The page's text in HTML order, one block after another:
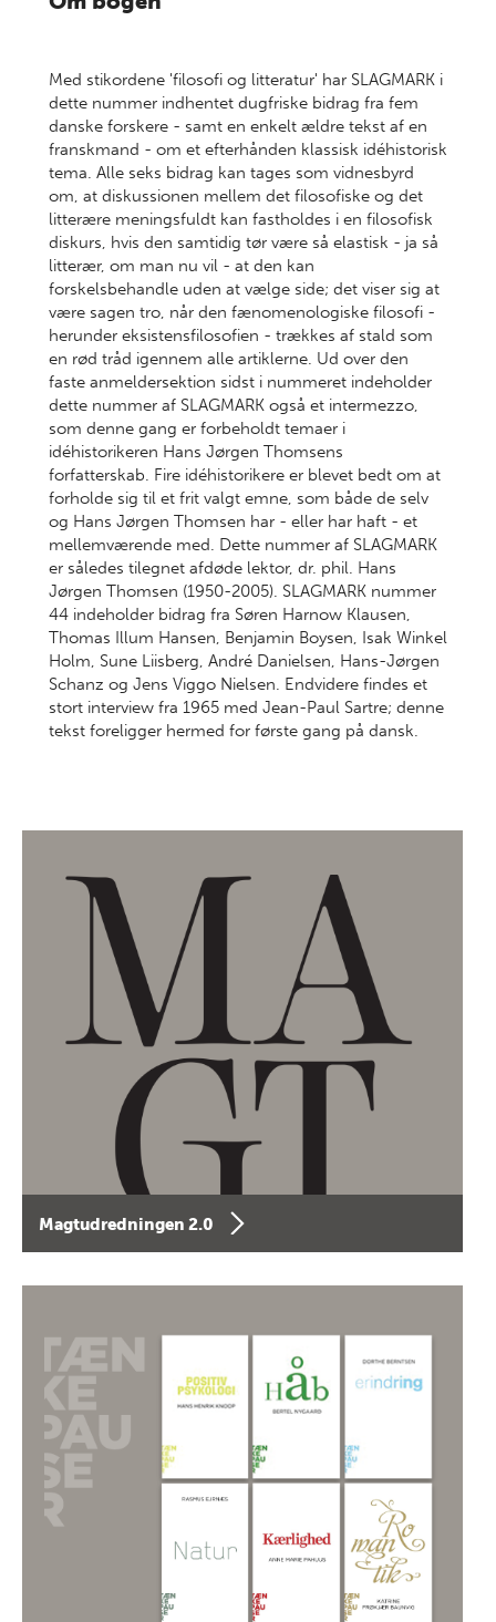
Med stikordene 'filosofi og litteratur' har SLAGMARK i
dette nummer indhentet dugfriske bidrag fra fem
danske forskere - samt en enkelt ældre tekst af en
franskmand - om et efterhånden klassisk idéhistorisk
tema. Alle seks bidrag kan tages som vidnesbyrd
om, at diskussionen mellem det filosofiske og det
litterære meningsfuldt kan fastholdes i en filosofisk
diskurs, hvis den samtidig tør være så elastisk - ja så
litterær, om man nu vil - at den kan
forskelsbehandle uden at vælge side; det viser sig at
være sagen tro, når den fænomenologiske filosofi -
herunder eksistensfilosofien - trækkes af stald som
en rød tråd igennem alle artiklerne. Ud over den
faste anmeldersektion sidst i nummeret indeholder
dette nummer af SLAGMARK også et intermezzo,
som denne gang er forbeholdt temaer i
idéhistorikeren Hans Jørgen Thomsens
forfatterskab. Fire idéhistorikere er blevet bedt om at
forholde sig til et frit valgt emne, som både de selv
og Hans Jørgen Thomsen har - eller har haft - et
mellemværende med. Dette nummer af SLAGMARK
er således tilegnet afdøde lektor, dr. phil. Hans
Jørgen Thomsen (1950-2005). SLAGMARK nummer
44 indeholder bidrag fra Søren Harnow Klausen,
Thomas Illum Hansen, Benjamin Boysen, Isak Winkel
Holm, Sune Liisberg, André Danielsen, Hans-Jørgen
Schanz og Jens Viggo Nielsen. Endvidere findes et
stort interview fra 1965 med Jean-Paul Sartre; denne
tekst foreligger hermed for første gang på dansk.
Magtudredningen 2.0